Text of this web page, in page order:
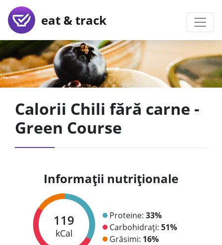
eat & track
Calorii Chili fără carne -
Green Course
Informații nutriționale
119
kCal
Proteine: 33%
Carbohidrați: 51%
Grăsimi: 16%